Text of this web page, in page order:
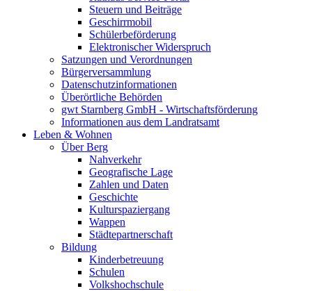
Steuern und Beiträge
Geschirrmobil
Schülerbeförderung
Elektronischer Widerspruch
Satzungen und Verordnungen
Bürgerversammlung
Datenschutzinformationen
Überörtliche Behörden
gwt Starnberg GmbH - Wirtschaftsförderung
Informationen aus dem Landratsamt
Leben & Wohnen
Über Berg
Nahverkehr
Geografische Lage
Zahlen und Daten
Geschichte
Kulturspaziergang
Wappen
Städtepartnerschaft
Bildung
Kinderbetreuung
Schulen
Volkshochschule